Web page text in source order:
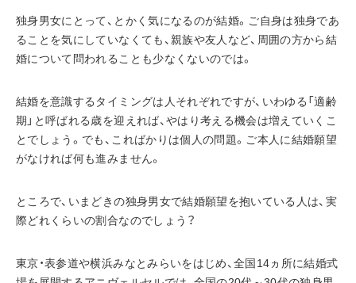
独身男女にとって、とかく気になるのが結婚。ご自身は独身であ
ることを気にしていなくても、親族や友人など、周囲の方から結
婚について問われることも少なくないのでは。
結婚を意識するタイミングは人それぞれですが、いわゆる「適齢
期」と呼ばれる歳を迎えれば、やはり考える機会は増えていくこ
とでしょう。でも、こればかりは個人の問題。ご本人に結婚願望
がなければ何も進みません。
ところで、いまどきの独身男女で結婚願望を抱いている人は、実
際どれくらいの割合なのでしょう？
東京・表参道や横浜みなとみらいをはじめ、全国14ヵ所に結婚式